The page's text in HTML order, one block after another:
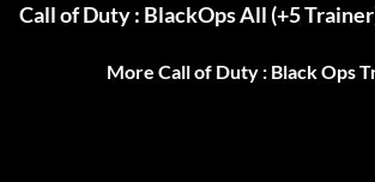
Call of Duty : BlackOps All (+5
More Call of Duty : Black Ops